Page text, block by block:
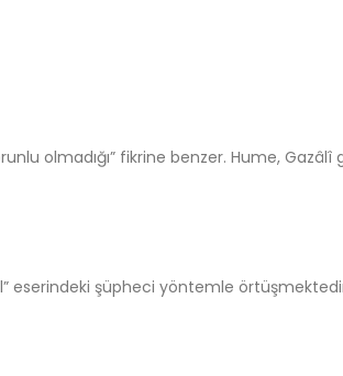
olmadığı” fikrine benzer. Hume, Gazâlî
eserindeki şüpheci yöntemle